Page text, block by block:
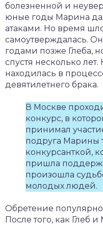
болезненной и
юные годы Марина
атаками. Но время
самоутверждалась.
годами позже Глеба,
спустя несколько
находилась в
девятилетнего брака.
В Москве
конкурс, в
принимал
подруга Марины
конкурсанткой,
пришла
произошла
молодых людей.
Обретение
После того, как Глеб